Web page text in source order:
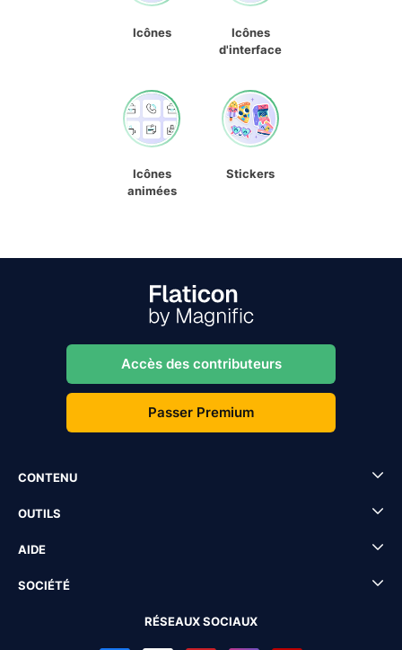
Icônes
Icônes
d'interface
Icônes
animées
Stickers
Accès des contributeurs
Passer Premium
CONTENU
OUTILS
AIDE
SOCIÉTÉ
RÉSEAUX SOCIAUX